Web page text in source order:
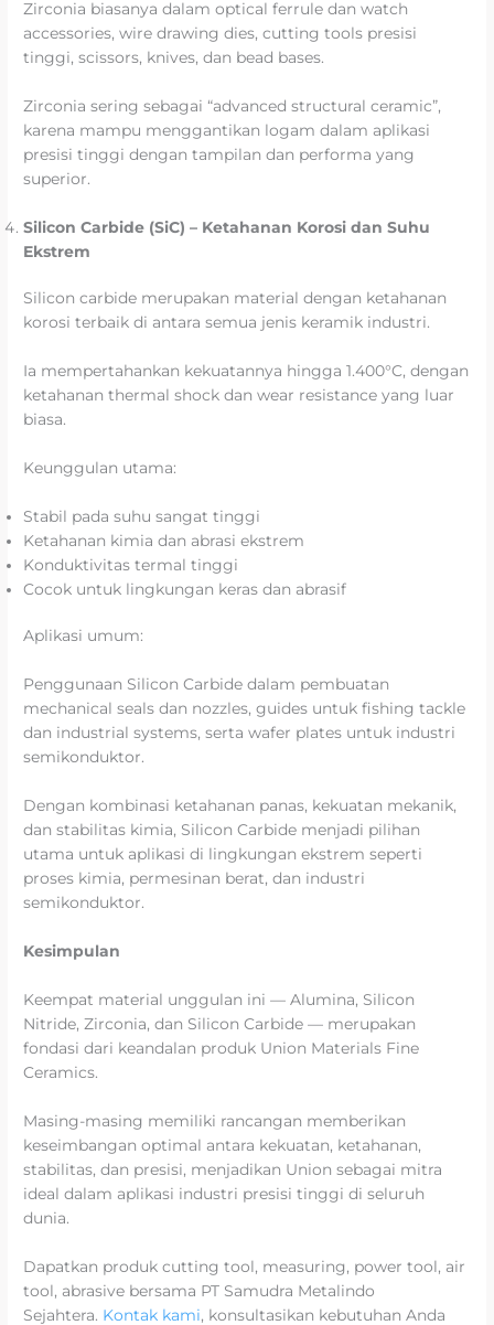
Zirconia biasanya dalam optical ferrule dan watch
accessories, wire drawing dies, cutting tools presisi
tinggi, scissors, knives, dan bead bases.
Zirconia sering sebagai “advanced structural ceramic”,
karena mampu menggantikan logam dalam aplikasi
presisi tinggi dengan tampilan dan performa yang
superior.
Silicon Carbide (SiC) – Ketahanan Korosi dan Suhu
Ekstrem
Silicon carbide merupakan material dengan ketahanan
korosi terbaik di antara semua jenis keramik industri.
Ia mempertahankan kekuatannya hingga 1.400°C, dengan
ketahanan thermal shock dan wear resistance yang luar
biasa.
Keunggulan utama:
Stabil pada suhu sangat tinggi
Ketahanan kimia dan abrasi ekstrem
Konduktivitas termal tinggi
Cocok untuk lingkungan keras dan abrasif
Aplikasi umum:
Penggunaan Silicon Carbide dalam pembuatan
mechanical seals dan nozzles, guides untuk fishing tackle
dan industrial systems, serta wafer plates untuk industri
semikonduktor.
Dengan kombinasi ketahanan panas, kekuatan mekanik,
dan stabilitas kimia, Silicon Carbide menjadi pilihan
utama untuk aplikasi di lingkungan ekstrem seperti
proses kimia, permesinan berat, dan industri
semikonduktor.
Kesimpulan
Keempat material unggulan ini — Alumina, Silicon
Nitride, Zirconia, dan Silicon Carbide — merupakan
fondasi dari keandalan produk Union Materials Fine
Ceramics.
Masing-masing memiliki rancangan memberikan
keseimbangan optimal antara kekuatan, ketahanan,
stabilitas, dan presisi, menjadikan Union sebagai mitra
ideal dalam aplikasi industri presisi tinggi di seluruh
dunia.
Dapatkan produk cutting tool, measuring, power tool, air
tool, abrasive bersama PT Samudra Metalindo
Sejahtera. Kontak kami, konsultasikan kebutuhan Anda